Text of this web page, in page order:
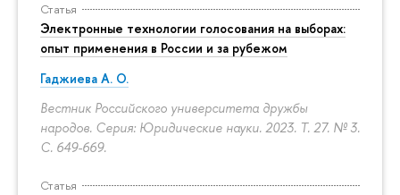
Статья
Электронные технологии голосования на выборах:
опыт применения в России и за рубежом
Гаджиева А. О.
Вестник Российского университета дружбы
народов. Серия: Юридические науки. 2023. Т. 27. № 3.
С. 649-669.
Статья